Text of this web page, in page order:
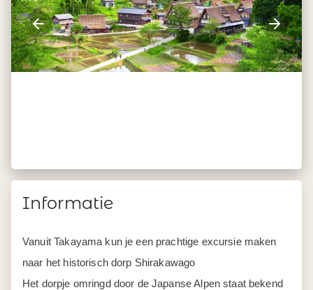
Informatie
Vanuit Takayama kun je een prachtige excursie maken
naar het historisch dorp Shirakawago
Het dorpje omringd door de Japanse Alpen staat bekend